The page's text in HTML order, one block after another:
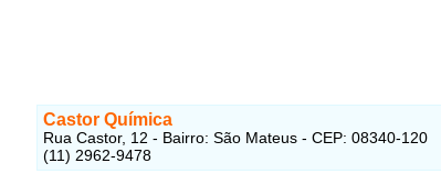
Castor Química
Rua Castor, 12 - Bairro: São Mateus - CEP: 08340-120
(11) 2962-9478